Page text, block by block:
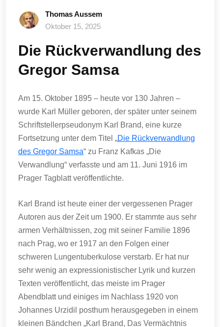
Thomas Aussem
Oktober 15, 2025
Die Rückverwandlung des
Gregor Samsa
Am 15. Oktober 1895 – heute vor 130 Jahren –
wurde Karl Müller geboren, der später unter seinem
Schriftstellerpseudonym Karl Brand, eine kurze
Fortsetzung unter dem Titel „Die Rückverwandlung
des Gregor Samsa“ zu Franz Kafkas „Die
Verwandlung“ verfasste und am 11. Juni 1916 im
Prager Tagblatt veröffentlichte.
Karl Brand ist heute einer der vergessenen Prager
Autoren aus der Zeit um 1900. Er stammte aus sehr
armen Verhältnissen, zog mit seiner Familie 1896
nach Prag, wo er 1917 an den Folgen einer
schweren Lungentuberkulose verstarb. Er hat nur
sehr wenig an expressionistischer Lyrik und kurzen
Texten veröffentlicht, das meiste im Prager
Abendblatt und einiges im Nachlass 1920 von
Johannes Urzidil posthum herausgegeben in einem
kleinen Bändchen „Karl Brand, Das Vermächtnis